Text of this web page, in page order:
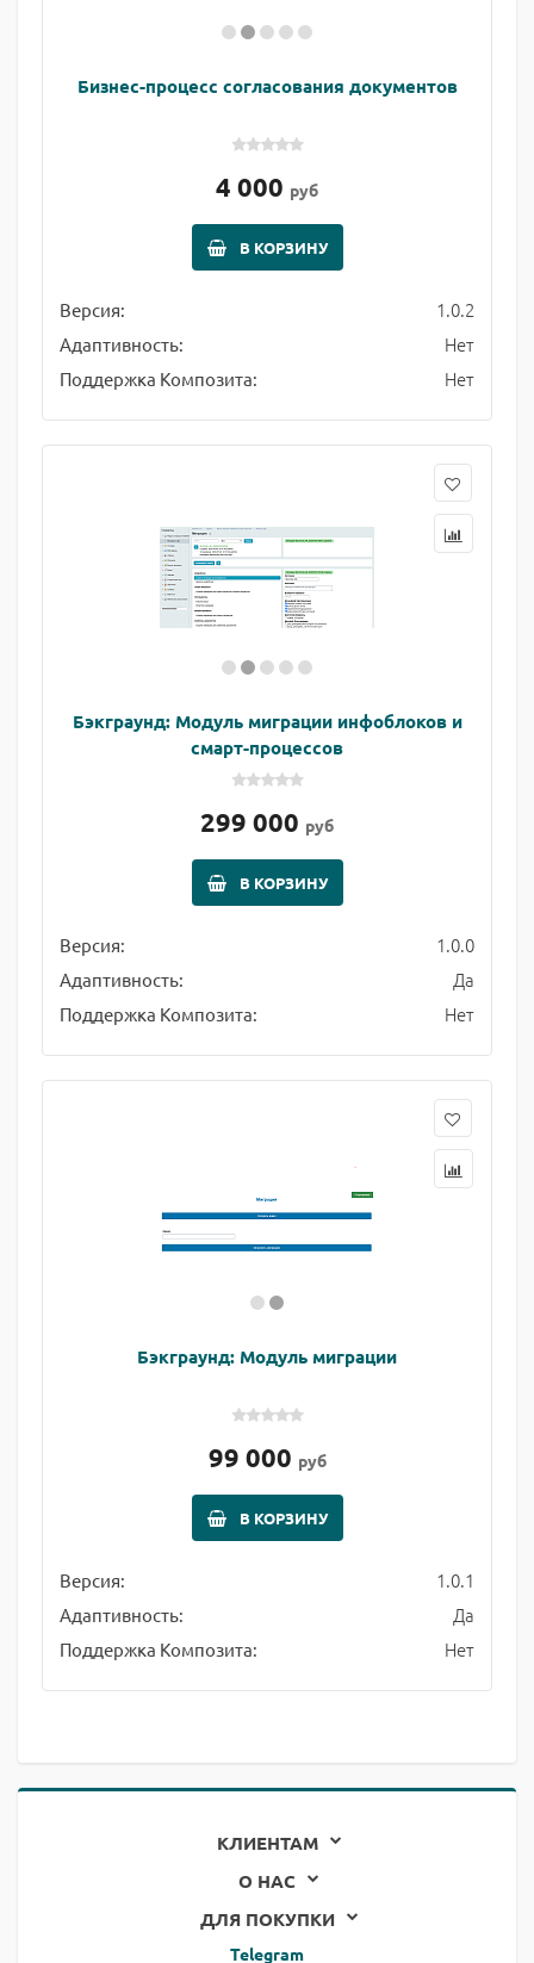
Бизнес-процесс согласования документов
4 000 руб
В КОРЗИНУ
Версия: 1.0.2
Адаптивность: Нет
Поддержка Композита: Нет
Бэкграунд: Модуль миграции инфоблоков и
смарт-процессов
299 000 руб
В КОРЗИНУ
Версия: 1.0.0
Адаптивность: Да
Поддержка Композита: Нет
Бэкграунд: Модуль миграции
99 000 руб
В КОРЗИНУ
Версия: 1.0.1
Адаптивность: Да
Поддержка Композита: Нет
КЛИЕНТАМ
О НАС
ДЛЯ ПОКУПКИ
Telegram